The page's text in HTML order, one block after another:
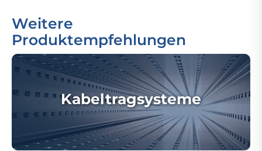
Weitere
Produktempfehlungen
Kabeltragsysteme